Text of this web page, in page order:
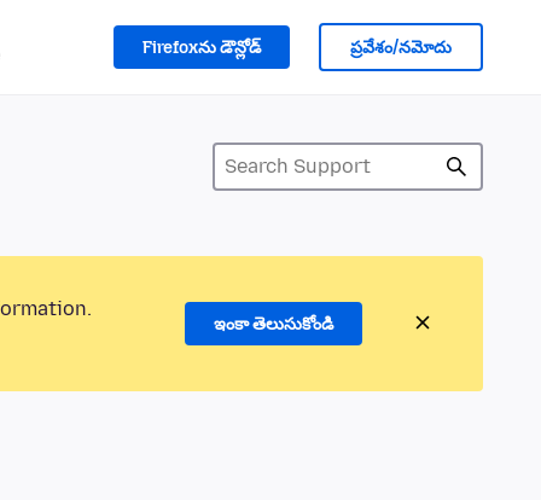
Firefoxను డౌన్లోడ్ ప్రవేశం/నమోదు
ఇంకా తెలుసుకోండి